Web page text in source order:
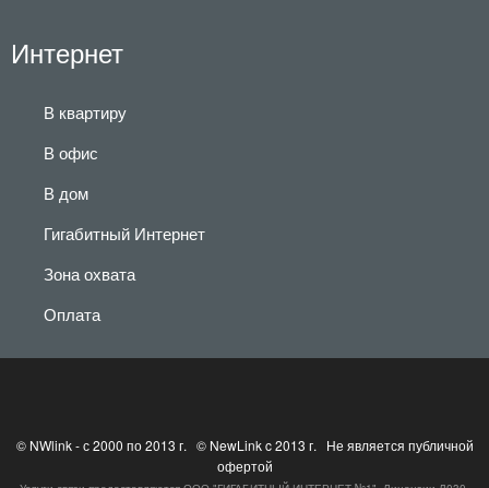
Интернет
В квартиру
В офис
В дом
Гигабитный Интернет
Зона охвата
Оплата
© NWlink - с 2000 по 2013 г. © NewLink c 2013 г. Не является публичной
офертой